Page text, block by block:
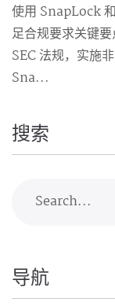
使用 SnapLock
足合规要求关键
SEC 法规，实施
Sna...
搜索
Search...
导航